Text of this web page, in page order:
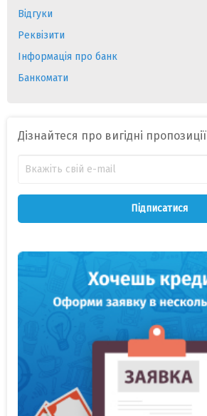
Відгуки
Реквізити
Інформація про банк
Банкомати
Дізнайтеся про вигідні пропозиції
Підписатися